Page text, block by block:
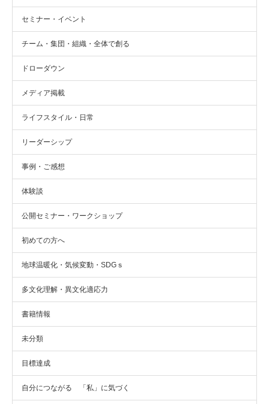
セミナー・イベント
チーム・集団・組織・全体で創る
ドローダウン
メディア掲載
ライフスタイル・日常
リーダーシップ
事例・ご感想
体験談
公開セミナー・ワークショップ
初めての方へ
地球温暖化・気候変動・SDGｓ
多文化理解・異文化適応力
書籍情報
未分類
目標達成
自分につながる 「私」に気づく